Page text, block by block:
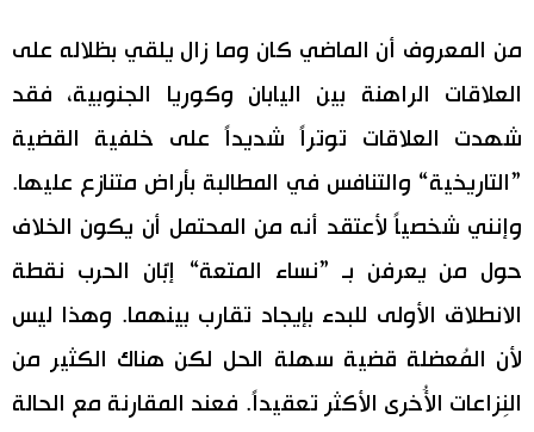
مجتمع
لايف ستايل
إعلان
من المعروف أن الماضي كان وما زال يلقي بظلاله على
العلاقات الراهنة بين اليابان وكوريا الجنوبية، فقد
شهدت العلاقات توتراً شديداً على خلفية القضية
”التاريخية“ والتنافس في المطالبة بأراض متنازع عليها.
وإنني شخصياً لأعتقد أنه من المحتمل أن يكون الخلاف
حول من يعرفن بـ ”نساء المتعة“ إبَّان الحرب نقطة
الانطلاق الأولى للبدء بإيجاد تقارب بينهما. وهذا ليس
لأن المُعضلة قضية سهلة الحل لكن هناك الكثير من
النِزاعات الأُخرى الأكثر تعقيداً. فعند المقارنة مع الحالة